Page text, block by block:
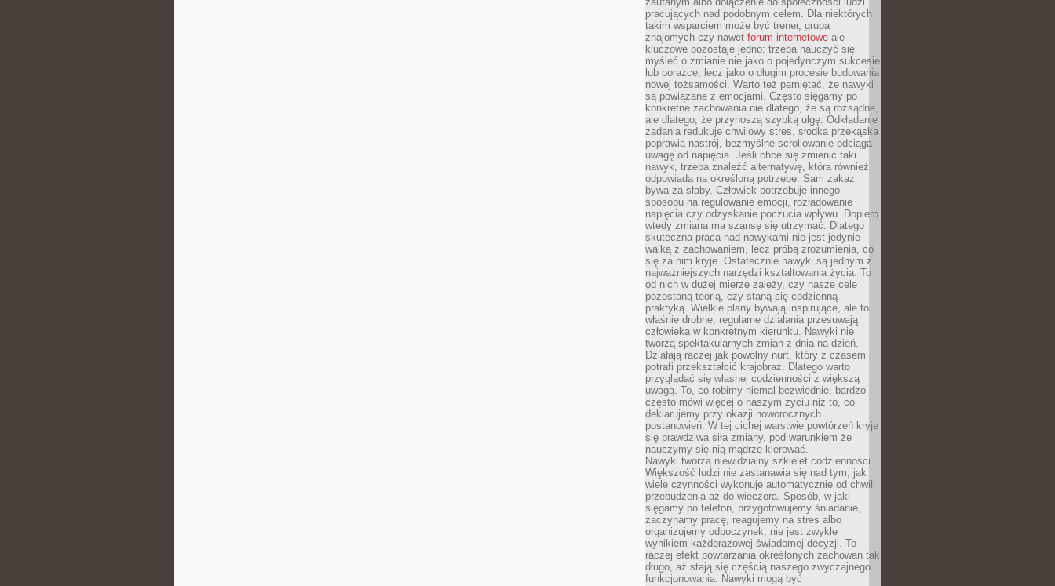
pracujących nad podobnym celem. Dla niektórych
takim wsparciem może być trener, grupa
znajomych czy nawet forum internetowe ale
kluczowe pozostaje jedno: trzeba nauczyć się
myśleć o zmianie nie jako o pojedynczym sukcesie
lub porażce, lecz jako o długim procesie budowania
nowej tożsamości. Warto też pamiętać, że nawyki
są powiązane z emocjami. Często sięgamy po
konkretne zachowania nie dlatego, że są rozsądne,
ale dlatego, że przynoszą szybką ulgę. Odkładanie
zadania redukuje chwilowy stres, słodka przekąska
poprawia nastrój, bezmyślne scrollowanie odciąga
uwagę od napięcia. Jeśli chce się zmienić taki
nawyk, trzeba znaleźć alternatywę, która również
odpowiada na określoną potrzebę. Sam zakaz
bywa za słaby. Człowiek potrzebuje innego
sposobu na regulowanie emocji, rozładowanie
napięcia czy odzyskanie poczucia wpływu. Dopiero
wtedy zmiana ma szansę się utrzymać. Dlatego
skuteczna praca nad nawykami nie jest jedynie
walką z zachowaniem, lecz próbą zrozumienia, co
się za nim kryje. Ostatecznie nawyki są jednym z
najważniejszych narzędzi kształtowania życia. To
od nich w dużej mierze zależy, czy nasze cele
pozostaną teorią, czy staną się codzienną
praktyką. Wielkie plany bywają inspirujące, ale to
właśnie drobne, regularne działania przesuwają
człowieka w konkretnym kierunku. Nawyki nie
tworzą spektakularnych zmian z dnia na dzień.
Działają raczej jak powolny nurt, który z czasem
potrafi przekształcić krajobraz. Dlatego warto
przyglądać się własnej codzienności z większą
uwagą. To, co robimy niemal bezwiednie, bardzo
często mówi więcej o naszym życiu niż to, co
deklarujemy przy okazji noworocznych
postanowień. W tej cichej warstwie powtórzeń kryje
się prawdziwa siła zmiany, pod warunkiem że
nauczymy się nią mądrze kierować.
Nawyki tworzą niewidzialny szkielet codzienności.
Większość ludzi nie zastanawia się nad tym, jak
wiele czynności wykonuje automatycznie od chwili
przebudzenia aż do wieczora. Sposób, w jaki
sięgamy po telefon, przygotowujemy śniadanie,
zaczynamy pracę, reagujemy na stres albo
organizujemy odpoczynek, nie jest zwykle
wynikiem każdorazowej świadomej decyzji. To
raczej efekt powtarzania określonych zachowań tak
długo, aż stają się częścią naszego zwyczajnego
funkcjonowania. Nawyki mogą być